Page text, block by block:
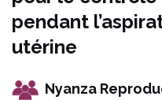
pendant
utérine
Nyanza